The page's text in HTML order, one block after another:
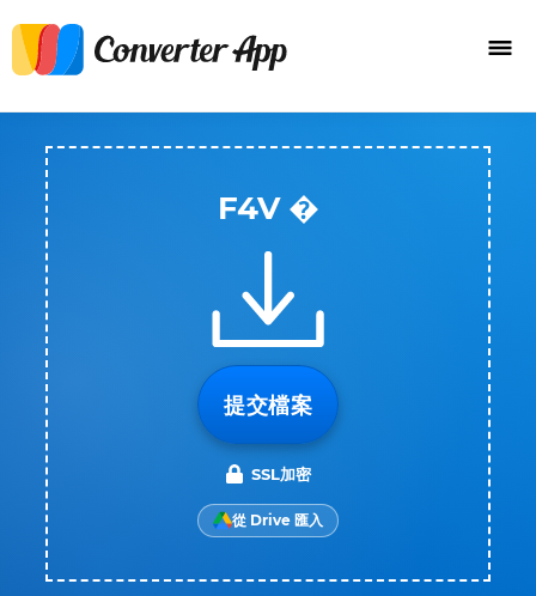
F4V �
提交檔案
SSL加密
從 Drive 匯入